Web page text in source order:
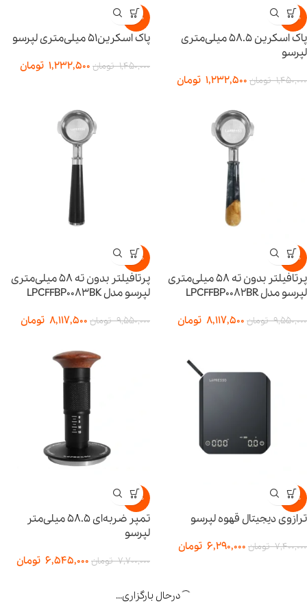
-15%
پاک اسکرین ۵۸.۵ میلی‌متری
لپرسو
1,450,000 تومان 1,232,500 تومان
-15%
پاک اسکرین51 میلی‌متری لپرسو
1,450,000 تومان 1,232,500 تومان
-15%
پرتافیلتر بدون ته ۵۸ میلی‌متری
لپرسو مدل LPCFFBP0082BR
9,550,000 تومان 8,117,500 تومان
-15%
پرتافیلتر بدون ته ۵۸ میلی‌متری
لپرسو مدل LPCFFBP0083BK
9,550,000 تومان 8,117,500 تومان
-15%
ترازوی دیجیتال قهوه لپرسو
7,400,000 تومان 6,290,000 تومان
-15%
تمپر ضربه‌ای ۵۸.۵ میلی‌متر
لپرسو
7,700,000 تومان 6,545,000 تومان
درحال بارگزاری...